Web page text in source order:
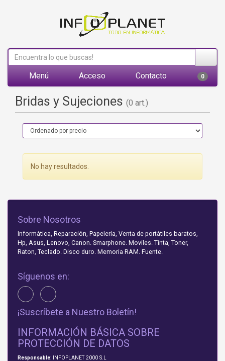
Menú Acceso Contacto 0
Bridas y Sujeciones (0 art.)
No hay resultados.
Sobre Nosotros
Informática, Reparación, Papelería, Venta de portátiles baratos,
Hp, Asus, Lenovo, Canon. Smarphone. Moviles. Tinta, Toner,
Raton, Teclado. Disco duro. Memoria RAM. Fuente.
Síguenos en:
¡Suscríbete a Nuestro Boletín!
INFORMACIÓN BÁSICA SOBRE
PROTECCIÓN DE DATOS
Responsable: INFOPLANET 2000 S.L